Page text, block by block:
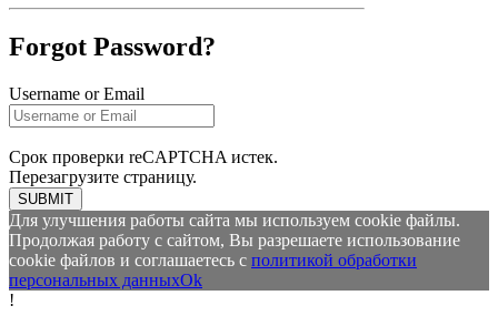
Forgot Password?
Username or Email
Срок проверки reCAPTCHA истек.
Перезагрузите страницу.
SUBMIT
Для улучшения работы сайта мы используем cookie файлы.
Продолжая работу с сайтом, Вы разрешаете использование
cookie файлов и соглашаетесь с политикой обработки
персональных данныхOk
!